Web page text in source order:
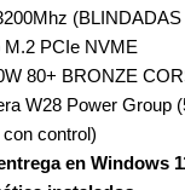
PCIe NVME
80+ BRONZE
W28 Power Group
control)
en Windows